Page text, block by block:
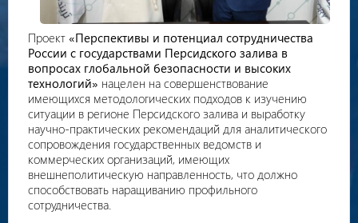
Проект «Перспективы и потенциал сотрудничества
России с государствами Персидского залива в
вопросах глобальной безопасности и высоких
технологий» нацелен на совершенствование
имеющихся методологических подходов к изучению
ситуации в регионе Персидского залива и выработку
научно-практических рекомендаций для аналитического
сопровождения государственных ведомств и
коммерческих организаций, имеющих
внешнеполитическую направленность, что должно
способствовать наращиванию профильного
сотрудничества.